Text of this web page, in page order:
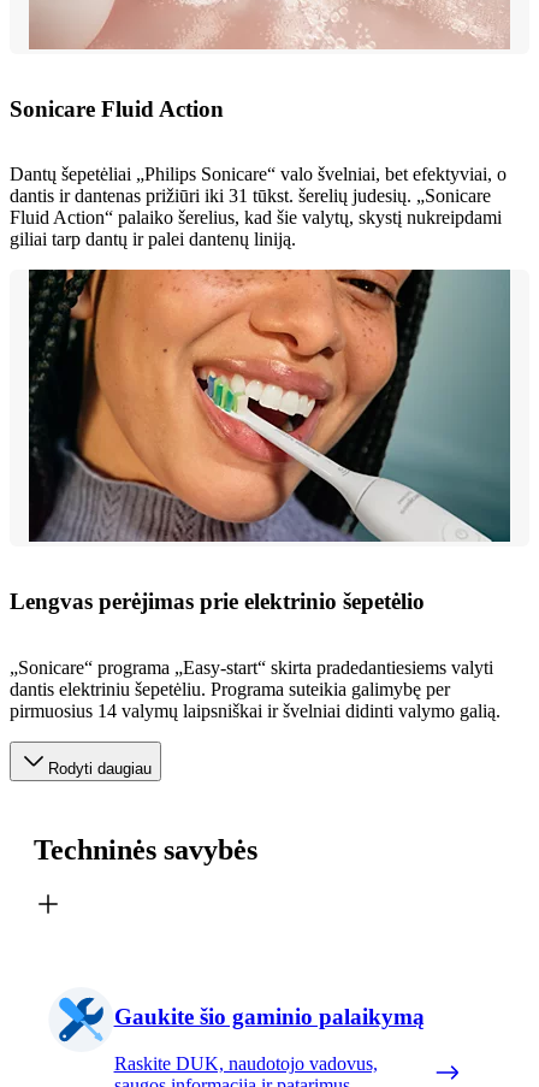
Sonicare Fluid Action
Dantų šepetėliai „Philips Sonicare“ valo švelniai, bet efektyviai, o
dantis ir dantenas prižiūri iki 31 tūkst. šerelių judesių. „Sonicare
Fluid Action“ palaiko šerelius, kad šie valytų, skystį nukreipdami
giliai tarp dantų ir palei dantenų liniją.
Lengvas perėjimas prie elektrinio šepetėlio
„Sonicare“ programa „Easy-start“ skirta pradedantiesiems valyti
dantis elektriniu šepetėliu. Programa suteikia galimybę per
pirmuosius 14 valymų laipsniškai ir švelniai didinti valymo galią.
Rodyti daugiau
Techninės savybės
Gaukite šio gaminio palaikymą
Raskite DUK, naudotojo vadovus,